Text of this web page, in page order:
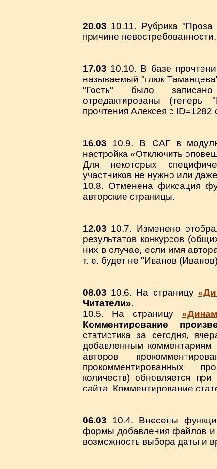
20.03 10.11. Рубрика
причине невостребованности.
17.03 10.10. В базе
называемый "глюк
"Гость" было
отредактированы
прочтения Алексея с ID=1282
16.03 10.9. В САГ в модуль
настройка «Отключить
Для некоторых
участников не нужно или
10.8. Отменена фиксация
авторские страницы.
12.03 10.7. Изменено
результатов конкурсов
них в случае, если имя
т. е. будет не "Иванов
08.03 10.6. На страницу
Читатели».
10.5. На страницу
Комментирование
статистика за сегодня,
добавленным комментариям
авторов
прокомментированных
количеств) обновляется
сайта. Комментирование
06.03 10.4. Внесены
формы добавления файлов и
возможность выбора даты и